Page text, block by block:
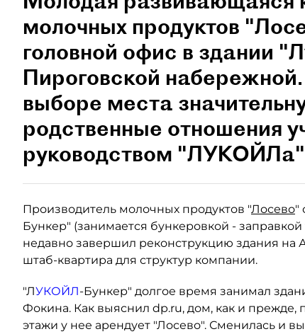
молочных продуктов
головной офис в здании
Пироговской
выборе места
родственные отношения
руководством
Производитель молочных продуктов "Лосево"
Бункер" (занимается бункеровкой -
недавно завершил реконструкцию здания на
штаб-квартира для структур компании.
"ЛУКОЙЛ-Бункер" долгое время занимал
Фокина. Как выяснил dp.ru, дом, как и
этажи у нее арендует "Лосево". Сменилась и